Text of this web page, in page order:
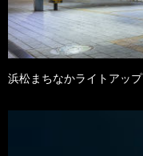
浜松まちなかライトアップ